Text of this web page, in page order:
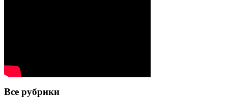
Все рубрики